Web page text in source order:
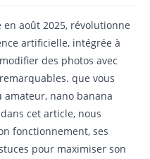
août 2025, révolutionne
artificielle, intégrée à
des photos avec
que vous
amateur, nano banana
cet article, nous
fonctionnement, ses
pour maximiser son